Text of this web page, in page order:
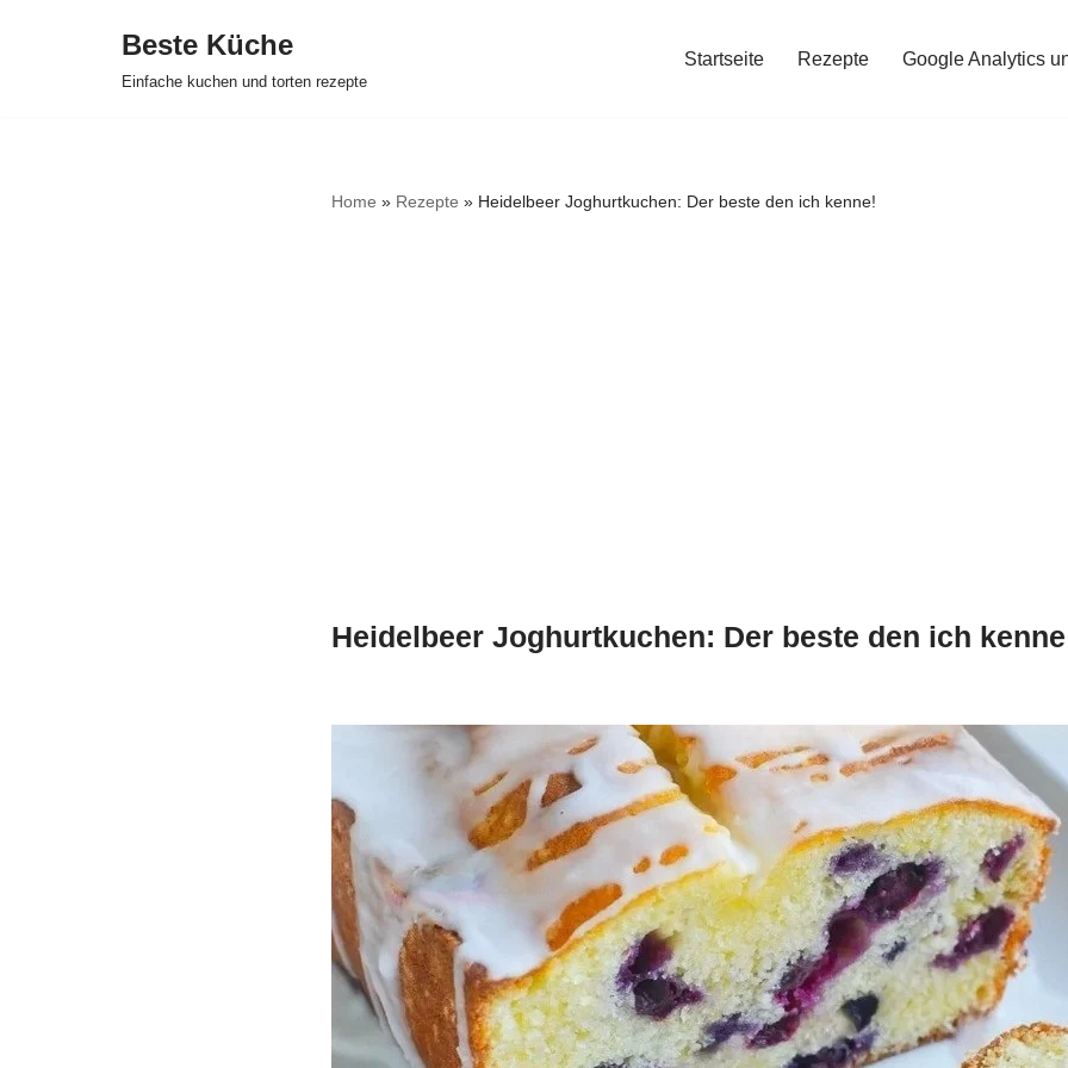
Beste Küche
Einfache kuchen und torten rezepte
Startseite Rezepte Google Analytics
Home » Rezepte » Heidelbeer Joghurtkuchen: Der beste den ich kenne!
Heidelbeer Joghurtkuchen: Der beste den ich